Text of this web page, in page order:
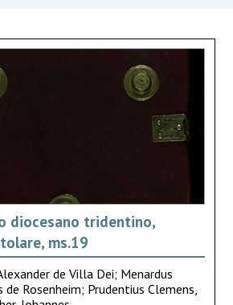
diocesano tridentino,
ms.19
de Villa Dei; Menardus
de Rosenheim; Prudentius Clemens,